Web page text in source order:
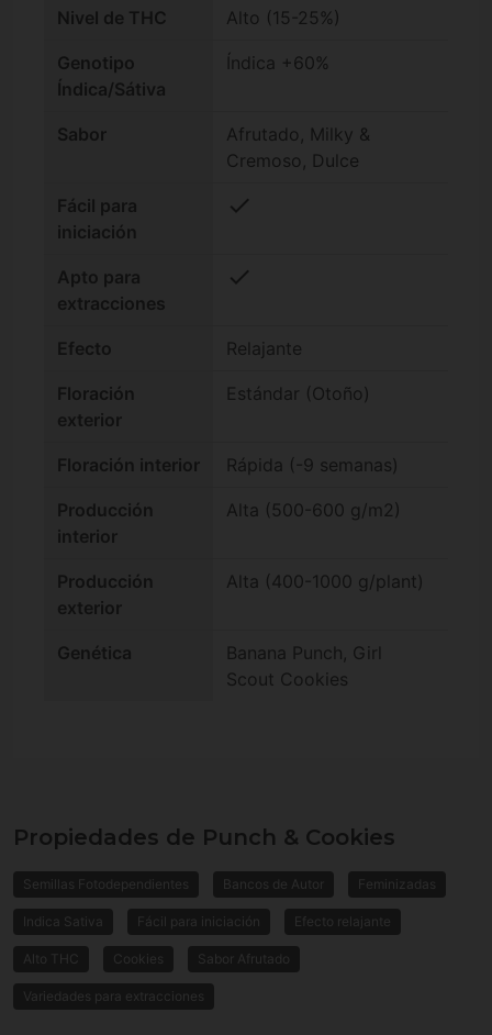
Nivel de THC Alto (15-25%)
Genotipo
Índica/Sátiva
Índica +60%
Sabor
Afrutado, Milky &
Cremoso, Dulce
Fácil para
iniciación
check
Apto para
extracciones
check
Efecto Relajante
Floración
exterior
Estándar (Otoño)
Floración interior Rápida (-9 semanas)
Producción
interior
Alta (500-600 g/m2)
Producción
exterior
Alta (400-1000 g/plant)
Genética
Banana Punch, Girl
Scout Cookies
Propiedades de Punch & Cookies
Semillas Fotodependientes Bancos de Autor Feminizadas
Indica Sativa Fácil para iniciación Efecto relajante
Alto THC Cookies Sabor Afrutado
Variedades para extracciones